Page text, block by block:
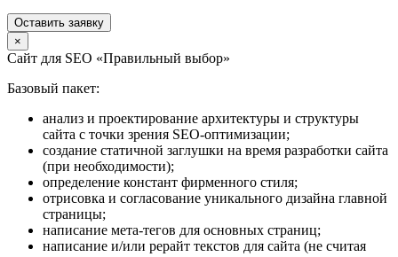
Оставить заявку
×
Сайт для SEO «Правильный выбор»
Базовый пакет:
анализ и проектирование архитектуры и структуры
сайта с точки зрения SEO-оптимизации;
создание статичной заглушки на время разработки сайта
(при необходимости);
определение констант фирменного стиля;
отрисовка и согласование уникального дизайна главной
страницы;
написание мета-тегов для основных страниц;
написание и/или рерайт текстов для сайта (не считая